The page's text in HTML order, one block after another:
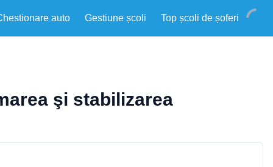
auto Gestiune școli Top școli de șoferi
şi stabilizarea